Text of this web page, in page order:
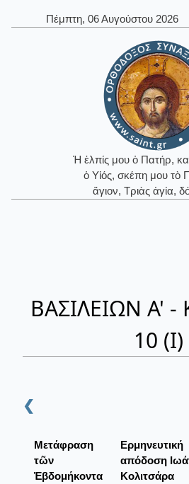
Πέμπτη, 06 Αυγούστου 2026
Ἡ ἐλπίς μου ὁ Πατήρ,
ὁ Υἱός, σκέπη μου τὸ
ἅγιον, Τριὰς ἁγία,
ΒΑΣΙΛΕΙΩΝ Α' -
10 (Ι)
❮
Μετάφραση
τῶν
Ἑβδομήκοντα
Ερμηνευτική
απόδοση
Κολιτσάρα